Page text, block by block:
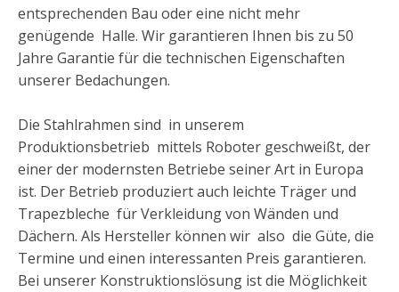
entsprechenden Bau oder eine nicht mehr
genügende Halle. Wir garantieren Ihnen bis zu 50
Jahre Garantie für die technischen Eigenschaften
unserer Bedachungen.
Die Stahlrahmen sind in unserem
Produktionsbetrieb mittels Roboter geschweißt, der
einer der modernsten Betriebe seiner Art in Europa
ist. Der Betrieb produziert auch leichte Träger und
Trapezbleche für Verkleidung von Wänden und
Dächern. Als Hersteller können wir also die Güte, die
Termine und einen interessanten Preis garantieren.
Bei unserer Konstruktionslösung ist die Möglichkeit